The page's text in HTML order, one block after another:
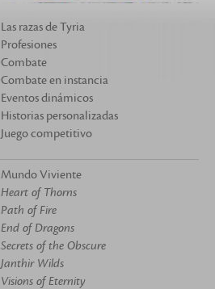
Las razas de Tyria
Profesiones
Combate
Combate en instancia
Eventos dinámicos
Historias personalizadas
Juego competitivo
Mundo Viviente
Heart of Thorns
Path of Fire
End of Dragons
Secrets of the Obscure
Janthir Wilds
Visions of Eternity